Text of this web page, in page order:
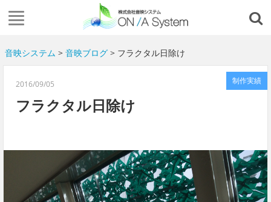
音映システム > 音映ブログ> フラクタル日除け
制作実績
2016/09/05
フラクタル日除け